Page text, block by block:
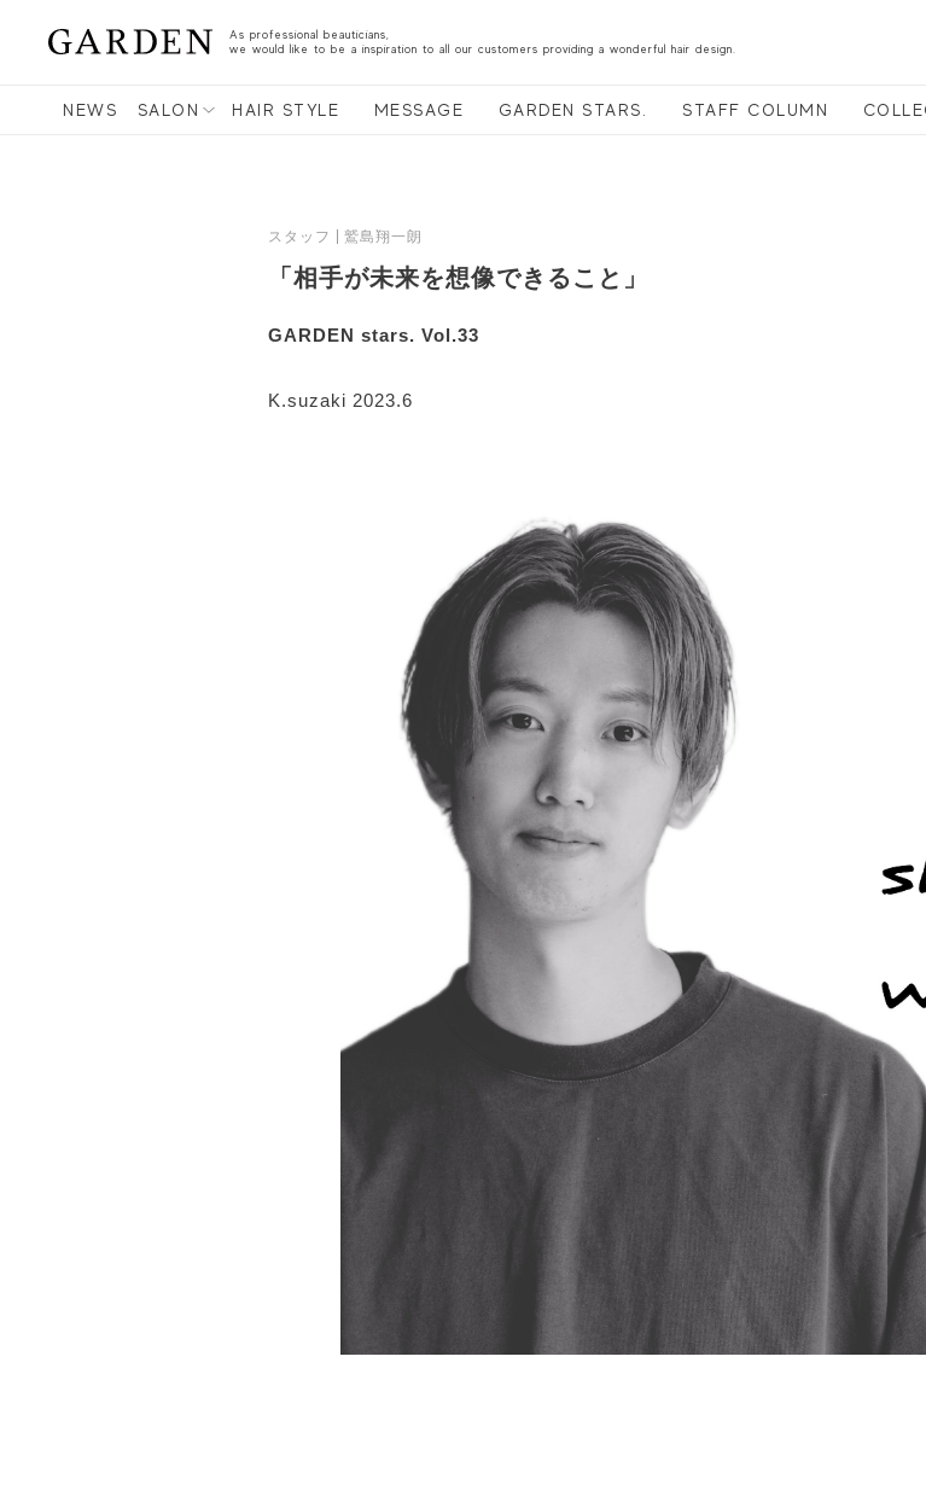
As professional beauticians,
we would like to be a inspiration to all our customers providing a wonderful hair design.
NEWS SALON HAIR STYLE MESSAGE GARDEN STARS. STAFF COLUMN
スタッフ 鷲島翔一朗
「相手が未来を想像できること」
GARDEN stars. Vol.33
K.suzaki 2023.6